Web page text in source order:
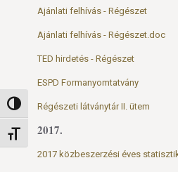
Nagy kontraszt váltása
Betűméret váltása
Ajánlati felhívás - Régészet
Ajánlati felhívás - Régészet.doc
TED hirdetés - Régészet
ESPD Formanyomtatvány
Régészeti látványtár II. ütem
2017.
2017 közbeszerzési éves